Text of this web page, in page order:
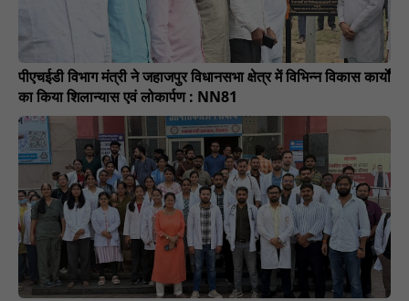
पीएचईडी विभाग मंत्री ने जहाजपुर विधानसभा क्षेत्र में विभिन्न विकास कार्यों
का किया शिलान्यास एवं लोकार्पण : NN81